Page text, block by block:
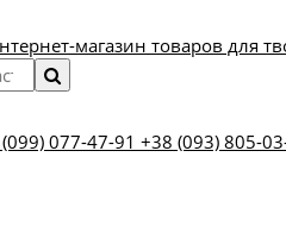
магазин товаров для
077-47-91 +38 (093) 805-